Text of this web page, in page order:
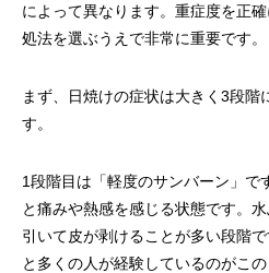
によって異なります。重症度を正
処法を選ぶうえで非常に重要です。
まず、日焼けの症状は大きく3段階
す。
1段階目は「軽度のサンバーン」で
と痛みや熱感を感じる状態です。
引いて皮が剥けることが多い段階
と多くの人が経験しているのがこの